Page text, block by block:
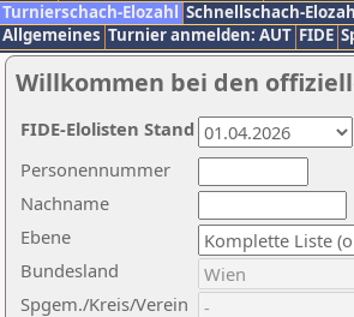
Turnierschach-Elozahl Schnellschach-
Allgemeines Turnier anmelden: AUT FIDE
Willkommen bei den
Nachname
Ebene
Personennummer
Bundesland
Spgem./Kreis/Verein
FIDE-Elolisten Stand